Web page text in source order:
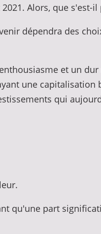
Alors, que s'est-il
dépendra des
et un
une capitalisation
qui
qu'une part